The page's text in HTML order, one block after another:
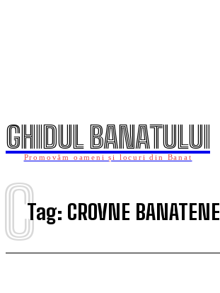
GHIDUL BANATULUI
Promovăm oameni și locuri din Banat
Tag: CROVNE BANATENE
C